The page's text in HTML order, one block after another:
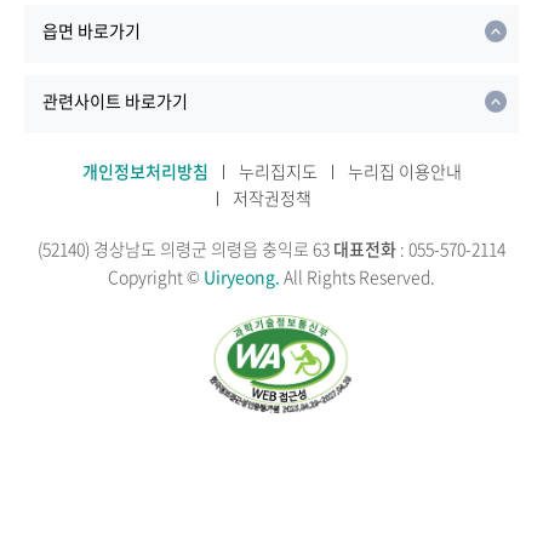
읍면 바로가기
관련사이트 바로가기
개인정보처리방침 누리집지도
누리집 이용안내
저작권정책
(52140) 경상남도 의령군 의령읍 충익로 63 대표전화 : 055-570-2114
Copyright © Uiryeong. All Rights Reserved.